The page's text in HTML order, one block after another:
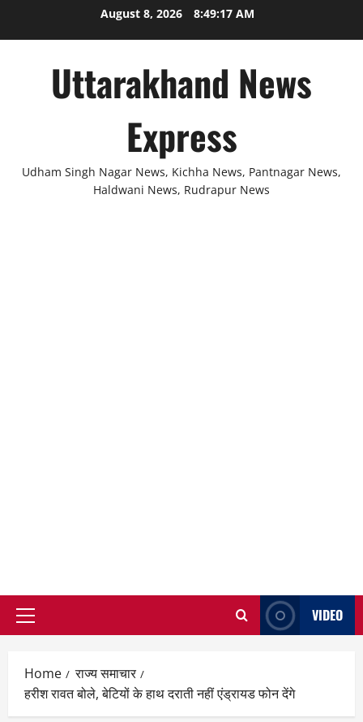
August 8, 2026 8:49:17 AM
Uttarakhand News
Express
Udham Singh Nagar News, Kichha News, Pantnagar News,
Haldwani News, Rudrapur News
Primary
VIDEO
Home
राज्य समाचार
हरीश रावत बोले, बेटियों के हाथ दराती नहीं एंड्रायड फोन देंगे